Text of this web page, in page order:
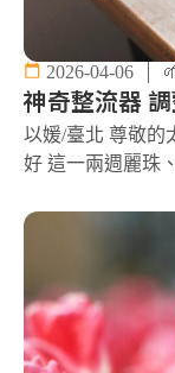
2026-04-06
神奇整流器
以媛/臺北 尊敬的
好 這一兩週麗珠